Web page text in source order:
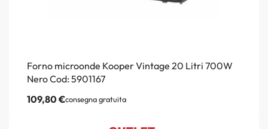
Forno microonde Kooper Vintage 20 Litri 700W
Nero Cod: 5901167
109,80€consegna gratuita